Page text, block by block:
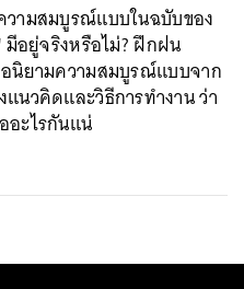
วามสมบูรณ์แบบในฉบับของ
อยู่จริงหรือไม่? ฝึกฝน
นิยามความสมบูรณ์แบบจาก
นวคิดและวิธีการทำงาน ว่า
ะไรกันแน่